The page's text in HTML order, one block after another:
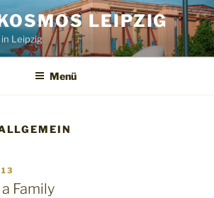
LEIPZIG
Leipzig
Menü
Family